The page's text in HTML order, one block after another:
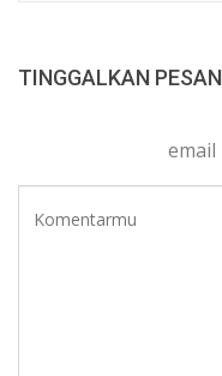
TINGGALKAN
email